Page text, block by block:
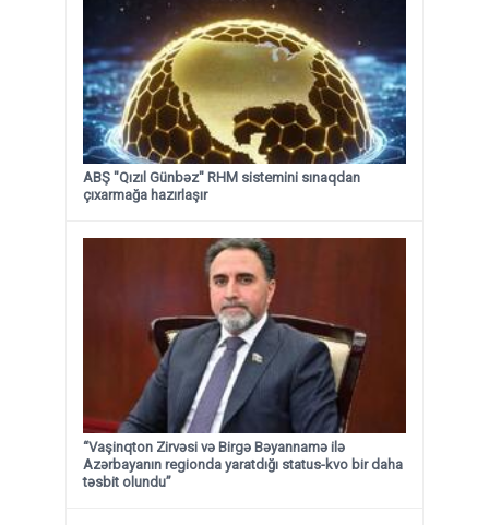
ABŞ "Qızıl Günbəz" RHM sistemini sınaqdan
çıxarmağa hazırlaşır
“Vaşinqton Zirvəsi və Birgə Bəyannamə ilə
Azərbayanın regionda yaratdığı status-kvo bir daha
təsbit olundu”